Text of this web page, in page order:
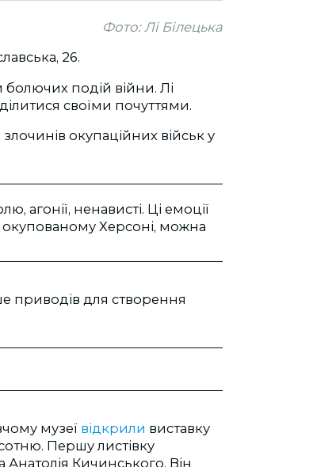
Фото: Лі Білецька
26.
болючих подій війни. Лі
своїми почуттями.
окупаційних військ у
агонії, ненависті. Ці емоції
окупованому Херсоні, можна
приводів для створення
музеї відкрили виставку
Першу листівку
Кичинського. Він